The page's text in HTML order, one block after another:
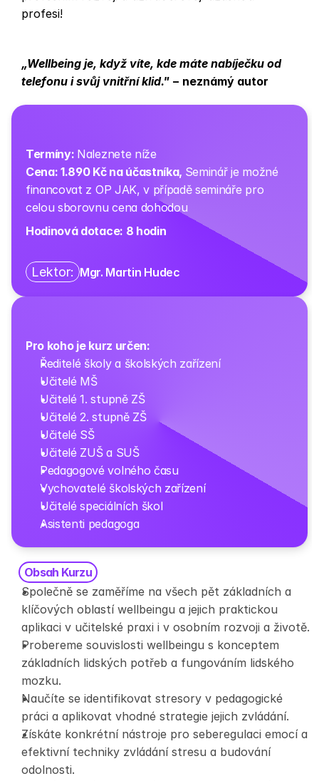
profesi!
„Wellbeing je, když víte, kde máte nabíječku od
telefonu i svůj vnitřní klid." − neznámý autor
Termíny: Naleznete níže
Cena: 1.890 Kč na účastníka, Seminář je možné
financovat z OP JAK, v případě semináře pro
celou sborovnu cena dohodou
Hodinová dotace: 8 hodin
Lektor: Mgr. Martin Hudec
Pro koho je kurz určen:
Ředitelé školy a školských zařízení
Učitelé MŠ
Učitelé 1. stupně ZŠ
Učitelé 2. stupně ZŠ
Učitelé SŠ
Učitelé ZUŠ a SUŠ
Pedagogové volného času
Vychovatelé školských zařízení
Učitelé speciálních škol
Asistenti pedagoga
Obsah Kurzu
Společně se zaměříme na všech pět základních a
klíčových oblastí wellbeingu a jejich praktickou
aplikaci v učitelské praxi i v osobním rozvoji a životě.
Probereme souvislosti wellbeingu s konceptem
základních lidských potřeb a fungováním lidského
mozku.
Naučíte se identifikovat stresory v pedagogické
práci a aplikovat vhodné strategie jejich zvládání.
Získáte konkrétní nástroje pro seberegulaci emocí a
efektivní techniky zvládání stresu a budování
odolnosti.